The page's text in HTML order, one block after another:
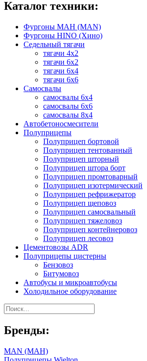
Каталог техники:
Фургоны МАН (MAN)
Фургоны HINO (Хино)
Седельный тягачи
тягачи 4х2
тягачи 6х2
тягачи 6х4
тягачи 6х6
Самосвалы
самосвалы 6x4
самосвалы 6x6
самосвалы 8x4
Автобетоносмесители
Полуприцепы
Полуприцеп бортовой
Полуприцеп тентованный
Полуприцеп шторный
Полуприцеп штора борт
Полуприцеп промтоварный
Полуприцеп изотермический
Полуприцеп рефрижератор
Полуприцеп щеповоз
Полуприцеп самосвальный
Полуприцеп тяжеловоз
Полуприцеп контейнеровоз
Полуприцеп лесовоз
Цементовозы ADR
Полуприцепы цистерны
Бензовоз
Битумовоз
Автобусы и микроавтобусы
Холодильное оборудование
Бренды:
MAN (МАН)